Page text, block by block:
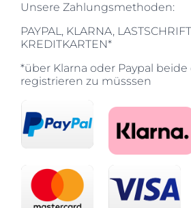
Unsere Zahlungsmethoden:
PAYPAL, KLARNA,
KREDITKARTEN*
*über Klarna oder Paypal
registrieren zu müsssen